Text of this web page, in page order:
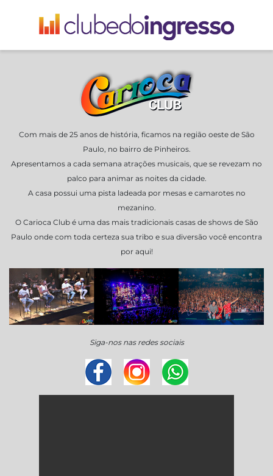
Com mais de 25 anos de história, ficamos na região oeste de São
Paulo, no bairro de Pinheiros.
Apresentamos a cada semana atrações musicais, que se revezam no
palco para animar as noites da cidade.
A casa possui uma pista ladeada por mesas e camarotes no
mezanino.
O Carioca Club é uma das mais tradicionais casas de shows de São
Paulo onde com toda certeza sua tribo e sua diversão você encontra
por aqui!
Siga-nos nas redes sociais